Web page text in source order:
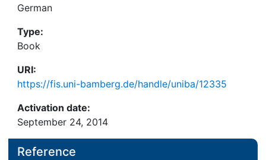
German
Type:
Book
URI:
https://fis.uni-bamberg.de/handle/uniba/12335
Activation date:
September 24, 2014
Reference